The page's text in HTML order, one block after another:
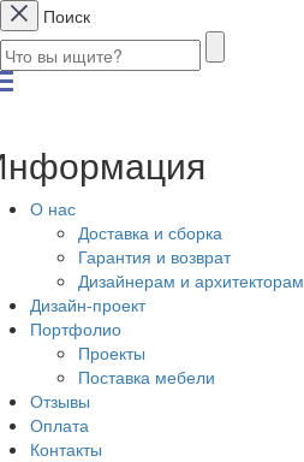
Поиск
О нас
Доставка и сборка
Гарантия и возврат
Дизайнерам и архитекторам
Дизайн-проект
Портфолио
Проекты
Поставка мебели
Отзывы
Оплата
Контакты